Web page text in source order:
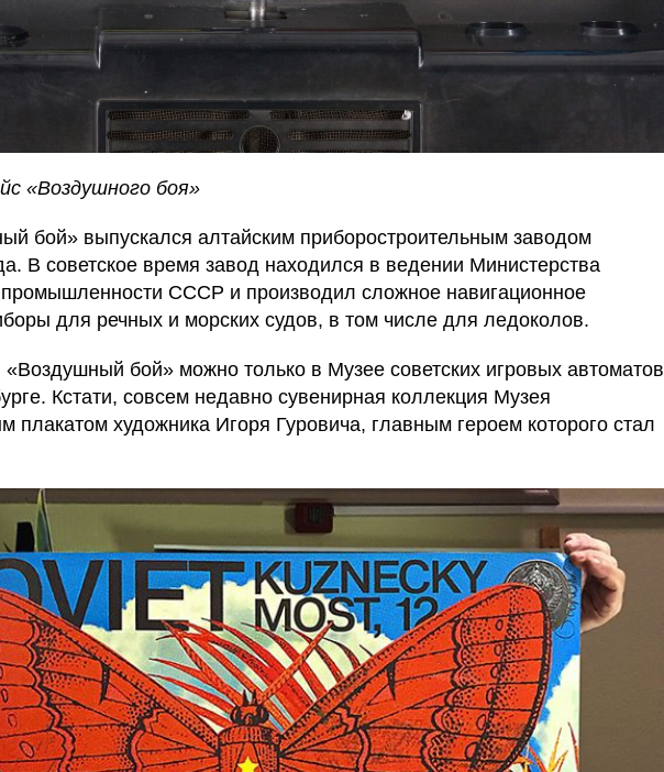
«Воздушного боя»
бой» выпускался алтайским приборостроительным заводом
В советское время завод находился в ведении Министерства
промышленности СССР и производил сложное навигационное
для речных и морских судов, в том числе для ледоколов.
«Воздушный бой» можно только в Музее советских игровых автоматов
Кстати, совсем недавно сувенирная коллекция Музея
плакатом художника Игоря Гуровича, главным героем которого стал